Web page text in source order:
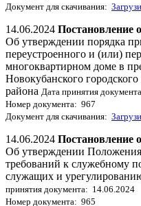
Документ для скачивания:
14.06.2024 Постановление
Об утверждении порядка
переустроенного и (или)
многоквартирном доме в
Новокубанского
района Дата принятия
Номер документа: 967
Документ для скачивания:
14.06.2024 Постановление
Об утверждении
требований к служебному
служащих и
принятия документа: 14.06.2024
Номер документа: 965